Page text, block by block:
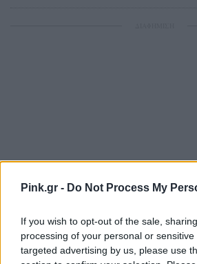
Pink.gr - Do Not Process My
If you wish to opt-out of the sale,
processing of your personal or
targeted advertising by us, please use